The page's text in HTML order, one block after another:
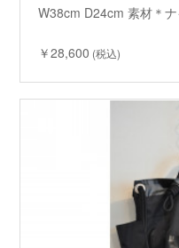
W38cm D24cm 素材＊
￥28,600 (税込)